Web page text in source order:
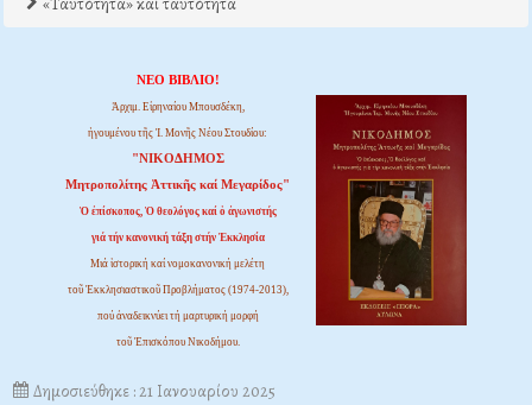
«Tαυτότητα» καί ταυτότητα
ΝΕΟ ΒΙΒΛΙΟ!
Ἀρχιμ. Εἰρηναίου Μπουσδέκη,
ἡγουμένου τῆς Ἱ. Μονῆς Νέου Στουδίου:
"ΝΙΚΟΔΗΜΟΣ
Μητροπολίτης Ἀττικῆς καί Μεγαρίδος"
Ὁ ἐπίσκοπος, Ὁ θεολόγος καί ὁ ἀγωνιστής
γιά τήν κανονική τάξη στήν Ἐκκλησία
Μιά ἱστορική καί νομοκανονική μελέτη
τοῦ Ἐκκλησιαστικοῦ Προβλήματος (1974-2013),
πού ἀναδεικνύει τή μαρτυρική μορφή
τοῦ Ἐπισκόπου Νικοδήμου.
Δημοσιεύθηκε : 21 Ιανουαρίου 2025